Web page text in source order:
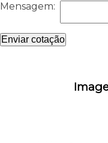
Mensagem:
Enviar cotação